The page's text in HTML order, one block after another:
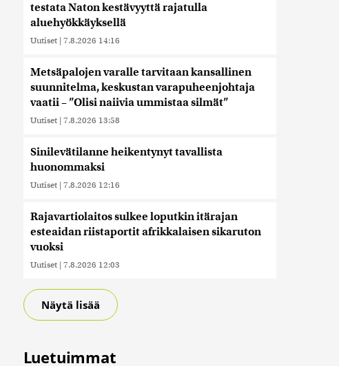
testata Naton kestävyyttä rajatulla
aluehyökkäyksellä
Uutiset | 7.8.2026 14:16
Metsäpalojen varalle tarvitaan kansallinen
suunnitelma, keskustan varapuheenjohtaja
vaatii – ”Olisi naiivia ummistaa silmät”
Uutiset | 7.8.2026 13:58
Sinilevätilanne heikentynyt tavallista
huonommaksi
Uutiset | 7.8.2026 12:16
Rajavartiolaitos sulkee loputkin itärajan
esteaidan riistaportit afrikkalaisen sikaruton
vuoksi
Uutiset | 7.8.2026 12:03
Näytä lisää
Luetuimmat